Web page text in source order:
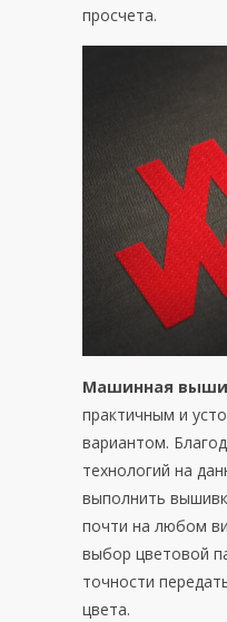
просчета.
Машинная
практичным и
вариантом.
технологий на
выполнить
почти на любом
выбор цветовой
точности
цвета.